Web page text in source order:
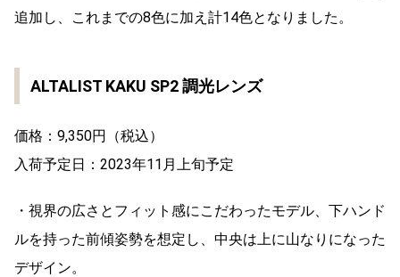
追加し、これまでの8色に加え計14色となりました。
ALTALIST KAKU SP2 調光レンズ
価格：9,350円（税込）
入荷予定日：2023年11月上旬予定
・視界の広さとフィット感にこだわったモデル、下ハンド
ルを持った前傾姿勢を想定し、中央は上に山なりになった
デザイン。